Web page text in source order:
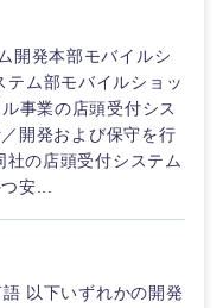
兵庫県
和歌山県
開発本部モバイルシ
テム部モバイルショッ
事業の店頭受付シス
開発および保守を行
の店頭受付システム
安...
以下いずれかの開発